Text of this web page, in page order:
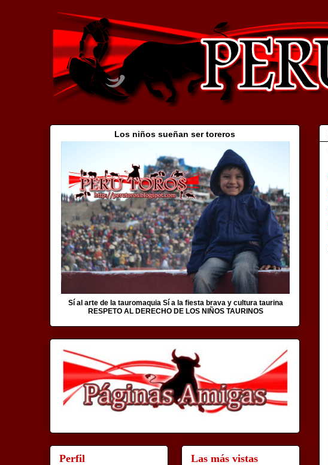
Los niños sueñan ser toreros
Sí al arte de la tauromaquia Sí a la fiesta brava y cultura taurina
RESPETO AL DERECHO DE LOS NIÑOS TAURINOS
Perfil Las más vistas